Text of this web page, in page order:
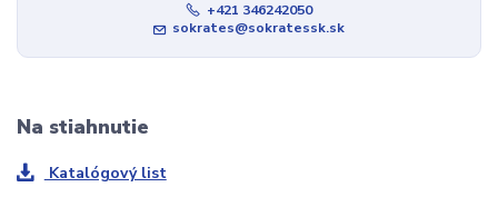
+421 346242050
sokrates@sokratessk.sk
Na stiahnutie
Katalógový list